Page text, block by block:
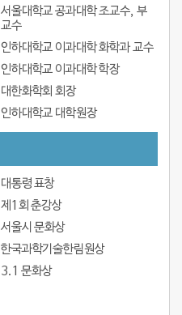
서울대학교 공과대학 조교수, 부
교수
인하대학교 이과대학 화학과 교수
인하대학교 이과대학 학장
대한화학회 회장
인하대학교 대학원장
대통령 표창
제1회 춘강상
서울시 문화상
한국과학기술한림원상
3.1 문화상